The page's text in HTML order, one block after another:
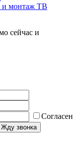
сейчас и
Согласен